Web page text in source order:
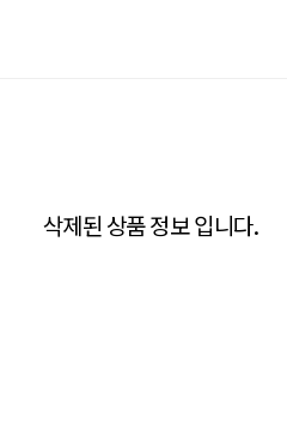
삭제된 상품 정보 입니다.